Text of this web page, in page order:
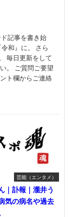
記事を書き始
和』に。 さら
毎日更新をして
。 ご質問ご要望
ト欄からご連絡
芸能（エンタメ）
｜訃報｜瀧井う
気の病名や過去